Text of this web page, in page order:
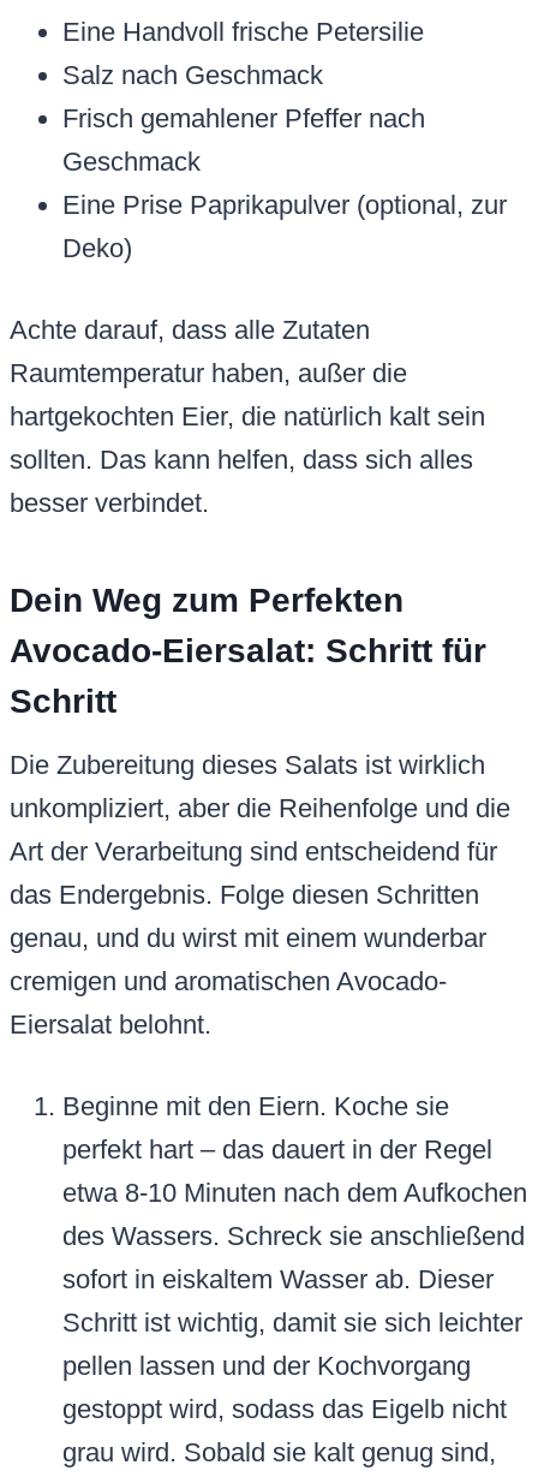
Eine Handvoll frische Petersilie
Salz nach Geschmack
Frisch gemahlener Pfeffer nach
Geschmack
Eine Prise Paprikapulver (optional, zur
Deko)
Achte darauf, dass alle Zutaten
Raumtemperatur haben, außer die
hartgekochten Eier, die natürlich kalt sein
sollten. Das kann helfen, dass sich alles
besser verbindet.
Dein Weg zum Perfekten
Avocado-Eiersalat: Schritt für
Schritt
Die Zubereitung dieses Salats ist wirklich
unkompliziert, aber die Reihenfolge und die
Art der Verarbeitung sind entscheidend für
das Endergebnis. Folge diesen Schritten
genau, und du wirst mit einem wunderbar
cremigen und aromatischen Avocado-
Eiersalat belohnt.
Beginne mit den Eiern. Koche sie
perfekt hart – das dauert in der Regel
etwa 8-10 Minuten nach dem Aufkochen
des Wassers. Schreck sie anschließend
sofort in eiskaltem Wasser ab. Dieser
Schritt ist wichtig, damit sie sich leichter
pellen lassen und der Kochvorgang
gestoppt wird, sodass das Eigelb nicht
grau wird. Sobald sie kalt genug sind,